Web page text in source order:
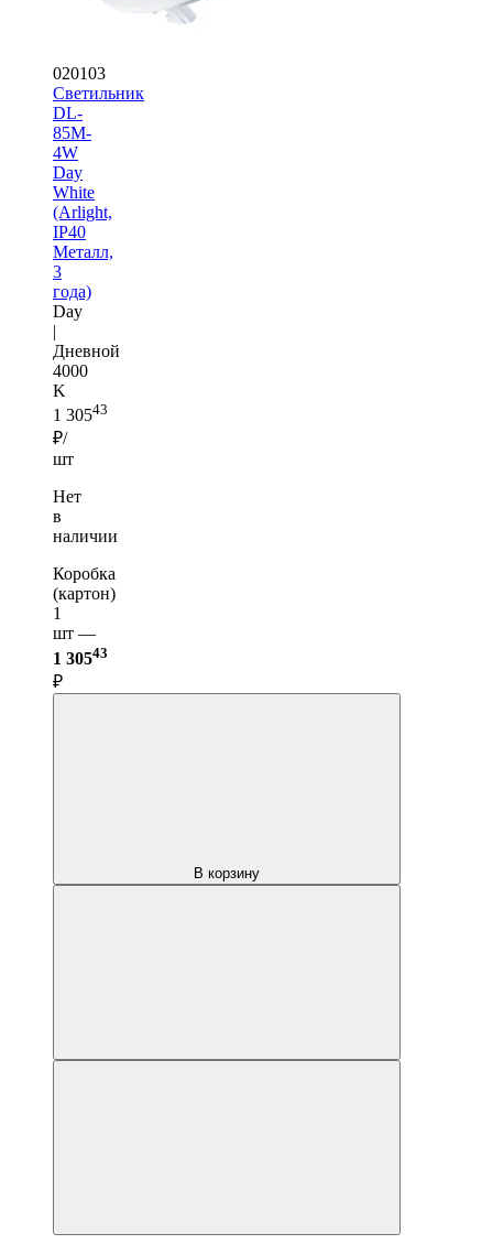
020103
Светильник
DL-
85M-
4W
Day
White
(Arlight,
IP40
Металл,
3
года)
Day
|
Дневной
4000
K
1 30543
₽/
шт
Нет
в
наличии
Коробка
(картон)
1
шт —
1 30543
₽
В корзину